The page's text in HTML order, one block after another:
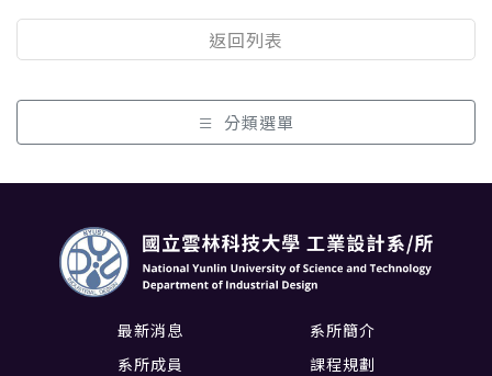
分類選單
返回列表
最新消息
系所簡介
系所成員
課程規劃